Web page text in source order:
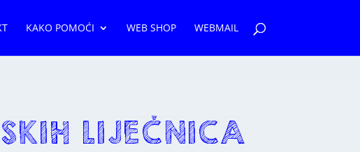
KAKO POMOĆI WEB SHOP WEBMAIL
LIJEČNICA